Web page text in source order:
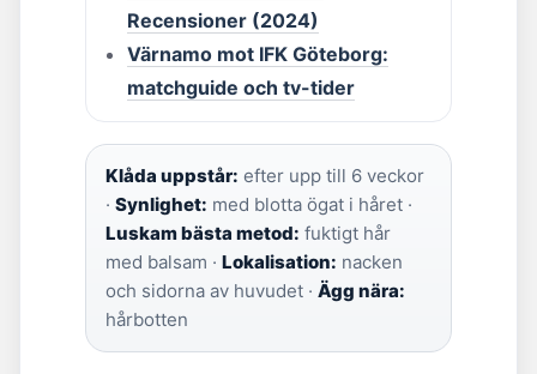
Recensioner (2024)
Värnamo mot IFK Göteborg:
matchguide och tv-tider
Klåda uppstår: efter upp till 6 veckor
· Synlighet: med blotta ögat i håret ·
Luskam bästa metod: fuktigt hår
med balsam · Lokalisation: nacken
och sidorna av huvudet · Ägg nära:
hårbotten